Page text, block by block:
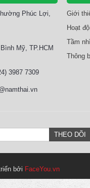
Phúc Lợi,
Mỹ, TP.HCM
3987 7309
Giới
Hoạt
Tầm
Thông
bởi FaceYou.vn